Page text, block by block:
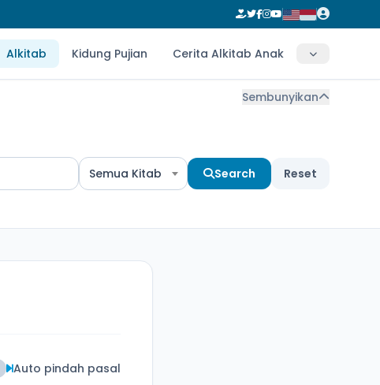
Alkitab Kidung Pujian Cerita Alkitab Anak
Sembunyikan
Semua Kitab Search Reset
Auto pindah pasal